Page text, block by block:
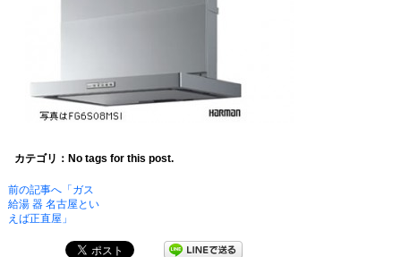
カテゴリ：No tags for this post.
前の記事へ「ガス
給湯 器 名古屋とい
えば正直屋」